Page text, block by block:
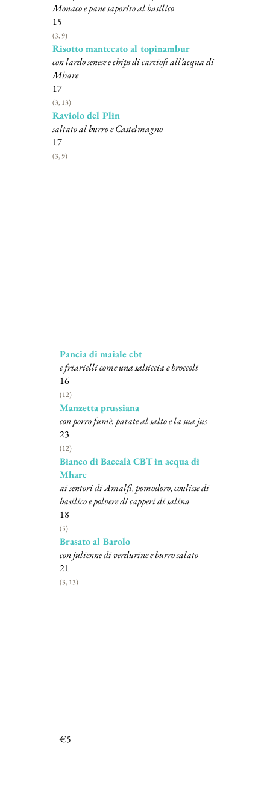
Monaco e pane saporito al basilico
15
(3, 9)
Risotto mantecato al topinambur
con lardo senese e chips di carciofi all’acqua di
Mhare
17
(3, 13)
Raviolo del Plin
saltato al burro e Castelmagno
17
(3, 9)
Pancia di maiale cbt
e friarielli come una salsiccia e broccoli
16
(12)
Manzetta prussiana
con porro fumè, patate al salto e la sua jus
23
(12)
Bianco di Baccalà CBT in acqua di
Mhare
ai sentori di Amalfi, pomodoro, coulisse di
basilico e polvere di capperi di salina
18
(5)
Brasato al Barolo
con julienne di verdurine e burro salato
21
(3, 13)
€5